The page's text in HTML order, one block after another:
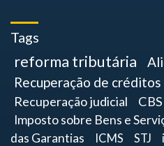
Tags
reforma tributária
Recuperação de créditos
Recuperação judicial CBS
Imposto sobre Bens e
das Garantias
ICMS STJ